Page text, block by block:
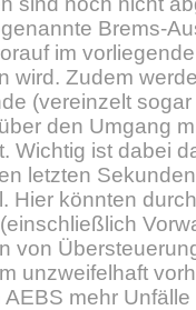
Brems-
im
wird. Zudem
(vereinzelt
den Umgang
Wichtig ist dabei
letzten
Hier könnten
von
unzweifelhaft
AEBS mehr